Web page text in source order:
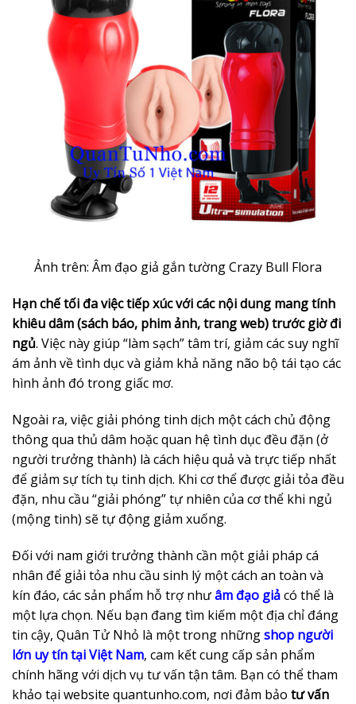
Ảnh trên: Âm đạo giả gắn tường Crazy Bull Flora
Hạn chế tối đa việc tiếp xúc với các nội dung mang tính
khiêu dâm (sách báo, phim ảnh, trang web) trước giờ đi
ngủ. Việc này giúp “làm sạch” tâm trí, giảm các suy nghĩ
ám ảnh về tình dục và giảm khả năng não bộ tái tạo các
hình ảnh đó trong giấc mơ.
Ngoài ra, việc giải phóng tinh dịch một cách chủ động
thông qua thủ dâm hoặc quan hệ tình dục đều đặn (ở
người trưởng thành) là cách hiệu quả và trực tiếp nhất
để giảm sự tích tụ tinh dịch. Khi cơ thể được giải tỏa đều
đặn, nhu cầu “giải phóng” tự nhiên của cơ thể khi ngủ
(mộng tinh) sẽ tự động giảm xuống.
Đối với nam giới trưởng thành cần một giải pháp cá
nhân để giải tỏa nhu cầu sinh lý một cách an toàn và
kín đáo, các sản phẩm hỗ trợ nhưâm đạo giảcó thể là
một lựa chọn. Nếu bạn đang tìm kiếm một địa chỉ đáng
tin cậy, Quân Tử Nhỏ là một trong nhữngshop người
lớn uy tín tại Việt Nam, cam kết cung cấp sản phẩm
chính hãng với dịch vụ tư vấn tận tâm. Bạn có thể tham
khảo tại website quantunho.com, nơi đảm bảo tư vấn